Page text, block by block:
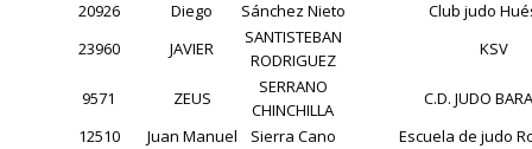
20926
Diego Sánchez Nieto
Club judo
23960
JAVIER
SANTISTEBAN
RODRIGUEZ
KSV
9571 ZEUS
SERRANO
CHINCHILLA
C.D. JUDO
12510
Juan Manuel Sierra Cano
Escuela de judo